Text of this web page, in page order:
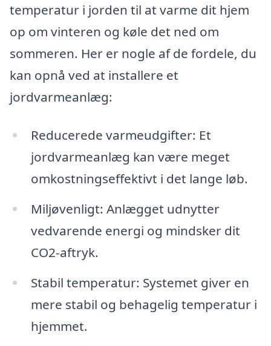
temperatur i jorden til at varme dit hjem
op om vinteren og køle det ned om
sommeren. Her er nogle af de fordele, du
kan opnå ved at installere et
jordvarmeanlæg:
Reducerede varmeudgifter: Et
jordvarmeanlæg kan være meget
omkostningseffektivt i det lange løb.
Miljøvenligt: Anlægget udnytter
vedvarende energi og mindsker dit
CO2-aftryk.
Stabil temperatur: Systemet giver en
mere stabil og behagelig temperatur i
hjemmet.